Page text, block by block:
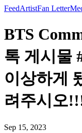
FeedArtistFan Letter
BTS
톡 게시물
이상하게
려주시오
Sep 15, 2023